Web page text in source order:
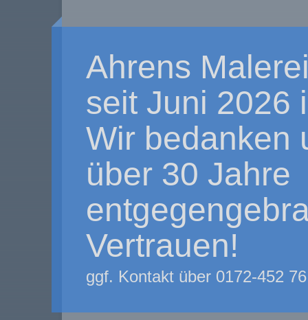
Ahrens
seit Juni 2026
Wir bedanken
über 30 Jahre
Vertrauen!
ggf. Kontakt über 0172-452